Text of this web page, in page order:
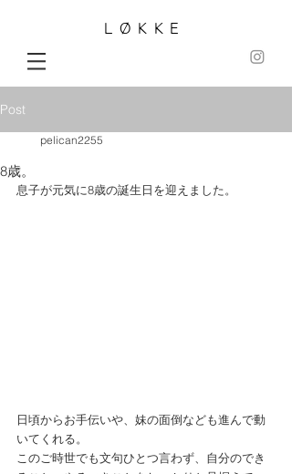
LØKKE
Post
8歳。
pelican2255
息子が元気に8歳の誕生日を迎えました。
日頃からお手伝いや、妹の面倒なども進んで動
いてくれる。
このご時世でも文句ひとつ言わず、自分のでき